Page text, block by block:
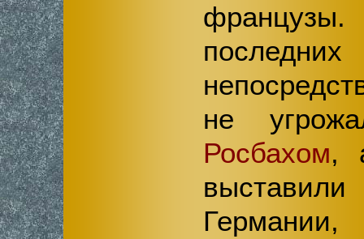
не
Росбахом,